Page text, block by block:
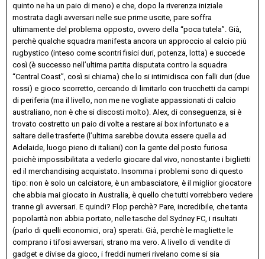
quinto ne ha un paio di meno) e che, dopo la riverenza iniziale
mostrata dagli avversari nelle sue prime uscite, pare soffra
ultimamente del problema opposto, ovvero della “poca tutela”. Già,
perchè qualche squadra manifesta ancora un approccio al calcio più
rugbystico (inteso come scontri fisici duri, potenza, lotta) e succede
così (è successo nell’ultima partita disputata contro la squadra
“Central Coast”, così si chiama) che lo si intimidisca con falli duri (due
rossi) e gioco scorretto, cercando di limitarlo con trucchetti da campi
di periferia (ma il livello, non me ne vogliate appassionati di calcio
australiano, non è che si discosti molto). Alex, di conseguenza, si è
trovato costretto un paio di volte a restare ai box infortunato e a
saltare delle trasferte (l’ultima sarebbe dovuta essere quella ad
Adelaide, luogo pieno di italiani) con la gente del posto furiosa
poichè impossibilitata a vederlo giocare dal vivo, nonostante i biglietti
ed il merchandising acquistato. Insomma i problemi sono di questo
tipo: non è solo un calciatore, è un ambasciatore, è il miglior giocatore
che abbia mai giocato in Australia, è quello che tutti vorrebbero vedere
tranne gli avversari. E quindi? Flop perchè? Pare, incredibile, che tanta
popolarità non abbia portato, nelle tasche del Sydney FC, i risultati
(parlo di quelli economici, ora) sperati. Già, perchè le magliette le
comprano i tifosi avversari, strano ma vero. A livello di vendite di
gadget e divise da gioco, i freddi numeri rivelano come si sia